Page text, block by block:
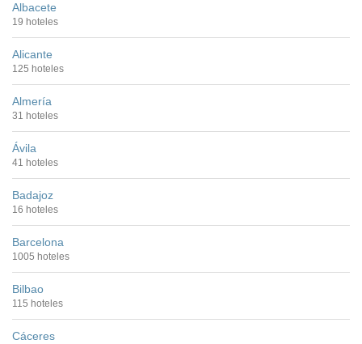
Albacete
19 hoteles
Alicante
125 hoteles
Almería
31 hoteles
Ávila
41 hoteles
Badajoz
16 hoteles
Barcelona
1005 hoteles
Bilbao
115 hoteles
Cáceres